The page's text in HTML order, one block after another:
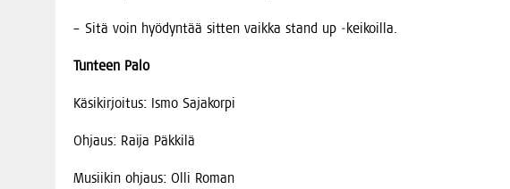
– Sitä voin hyö­dyn­tää sit­ten vaik­ka stand up ‑kei­koil­la.
Tun­teen Palo
Käsi­kir­joi­tus: Ismo Sajakorpi
Ohjaus: Rai­ja Päkkilä
Musii­kin ohjaus: Olli Roman